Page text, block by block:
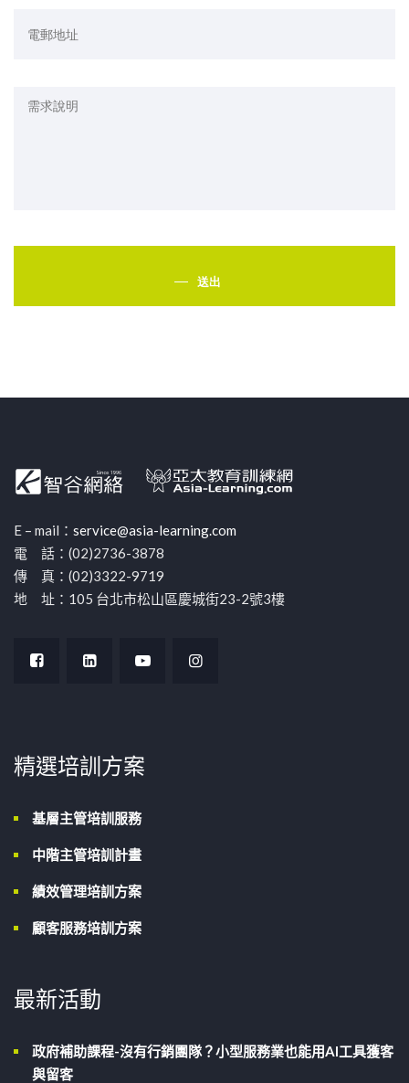
送出
E – mail： service@asia-learning.com
電 話：(02)2736-3878
傳 真：(02)3322-9719
地 址：105 台北市松山區慶城街23-2號3樓
精選培訓方案
基層主管培訓服務
中階主管培訓計畫
績效管理培訓方案
顧客服務培訓方案
最新活動
政府補助課程-沒有行銷團隊？小型服務業也能用AI工具獲客
與留客